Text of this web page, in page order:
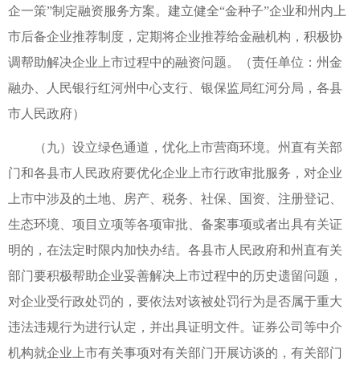
企一策”制定融资服务方案。建立健全“金种子”企业和州内上
市后备企业推荐制度，定期将企业推荐给金融机构，积极协
调帮助解决企业上市过程中的融资问题。（责任单位：州金
融办、人民银行红河州中心支行、银保监局红河分局，各县
市人民政府）
（九）设立绿色通道，优化上市营商环境。州直有关部
门和各县市人民政府要优化企业上市行政审批服务，对企业
上市中涉及的土地、房产、税务、社保、国资、注册登记、
生态环境、项目立项等各项审批、备案事项或者出具有关证
明的，在法定时限内加快办结。各县市人民政府和州直有关
部门要积极帮助企业妥善解决上市过程中的历史遗留问题，
对企业受行政处罚的，要依法对该被处罚行为是否属于重大
违法违规行为进行认定，并出具证明文件。证券公司等中介
机构就企业上市有关事项对有关部门开展访谈的，有关部门